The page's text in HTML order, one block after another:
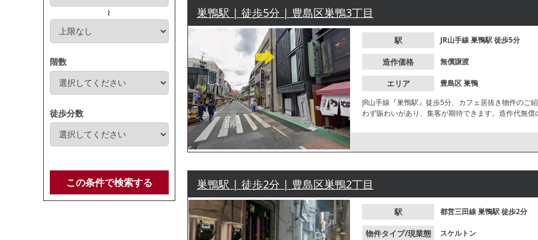
～
階数
徒歩分数
この条件で検索する
巣鴨駅 | 徒歩5分 | 豊島区巣鴨3丁目
駅 JR山手線巣鴨駅徒歩5分
造作価格 無償譲渡
エリア 豊島区巣鴨
JR山手線『巣鴨駅』徒歩5分、カフェ居抜き物件の
わず賑わいがあり、集客が期待できます。造作代無
巣鴨駅 | 徒歩2分 | 豊島区巣鴨2丁目
駅 都営三田線巣鴨駅徒歩2分
物件タイプ/現業態 スケルトン